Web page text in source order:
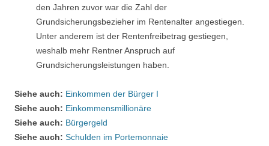
den Jahren zuvor war die Zahl der
Grundsicherungsbezieher im Rentenalter angestiegen.
Unter anderem ist der Rentenfreibetrag gestiegen,
weshalb mehr Rentner Anspruch auf
Grundsicherungsleistungen haben.
Siehe auch: Einkommen der Bürger I
Siehe auch: Einkommensmillionäre
Siehe auch: Bürgergeld
Siehe auch: Schulden im Portemonnaie